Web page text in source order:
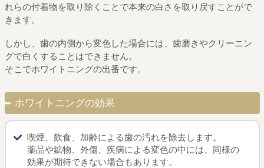
れらの付着物を取り除くことで本来の白さを取り戻すことがで
きます。
しかし、歯の内側から変色した場合には、 歯磨きやクリーニン
グで白くすることはできません。
そこでホワイトニングの出番です。
ホワイトニングの効果
喫煙、飲食、加齢による歯の汚れを除去します。
薬品や鉱物、外傷、疾病による変色の中には、 同様の
効果が期待できない場合もあります。